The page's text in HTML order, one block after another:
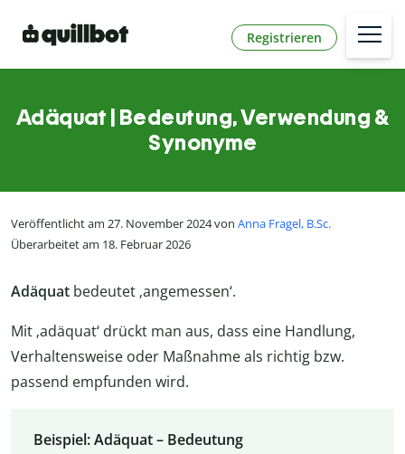
Registrieren
Adäquat | Bedeutung, Verwendung &
Synonyme
Veröffentlicht am 27. November 2024 von Anna Fragel, B.Sc.
Überarbeitet am 18. Februar 2026
Adäquat bedeutet ‚angemessen‘.
Mit ‚adäquat‘ drückt man aus, dass eine Handlung,
Verhaltensweise oder Maßnahme als richtig bzw.
passend empfunden wird.
Beispiel: Adäquat – Bedeutung